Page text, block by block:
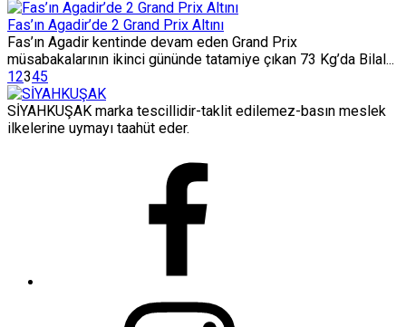
Fas’ın Agadir’de 2 Grand Prix Altını
Fas’ın Agadir kentinde devam eden Grand Prix
müsabakalarının ikinci gününde tatamiye çıkan 73 Kg’da Bilal...
12345
SİYAHKUŞAK marka tescillidir-taklit edilemez-basın meslek
ilkelerine uymayı taahüt eder.